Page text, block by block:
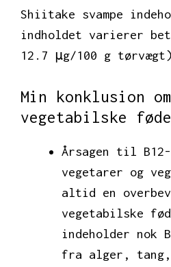
Shiitake svampe
indholdet varierer
12.7 μg/100 g
Min konklusion
vegetabilske
Årsagen til
vegetarer og
altid en
vegetabilske
indeholder nok
fra alger,